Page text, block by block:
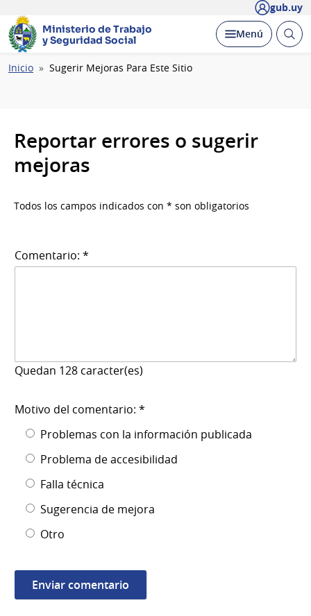
gub.uy
Ministerio de Trabajo
y Seguridad Social
Desplegar
Menú Abrir
Ruta
Inicio Sugerir Mejoras Para Este Sitio
Reportar errores o sugerir
mejoras
Todos los campos indicados con * son obligatorios
Comentario: *
Quedan 128 caracter(es)
Motivo del comentario: *
Problemas con la información publicada
Problema de accesibilidad
Falla técnica
Sugerencia de mejora
Otro